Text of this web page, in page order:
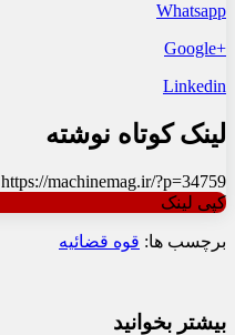
Whatsapp
+Google
Linkedin
لینک کوتاه نوشته
https://machinemag.ir/?p=34759
کپی لینک
برچسب ها: قوه قضائیه
بیشتر بخوانید